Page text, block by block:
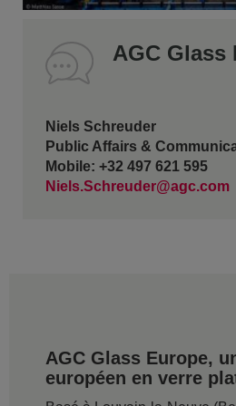
AGC Glass
Niels Schreuder
Public Affairs &
Mobile: +32 497 621 595
Niels.Schreuder@agc.com
AGC Glass Europe,
européen en verre